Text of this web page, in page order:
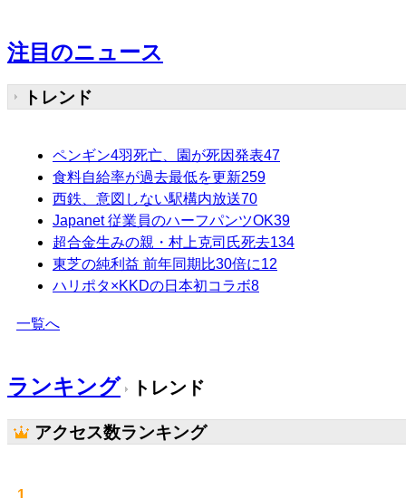
注目のニュース
トレンド
ペンギン4羽死亡、園が死因発表47
食料自給率が過去最低を更新259
西鉄、意図しない駅構内放送70
Japanet 従業員のハーフパンツOK39
超合金生みの親・村上克司氏死去134
東芝の純利益 前年同期比30倍に12
ハリポタ×KKDの日本初コラボ8
一覧へ
ランキング トレンド
アクセス数ランキング
1